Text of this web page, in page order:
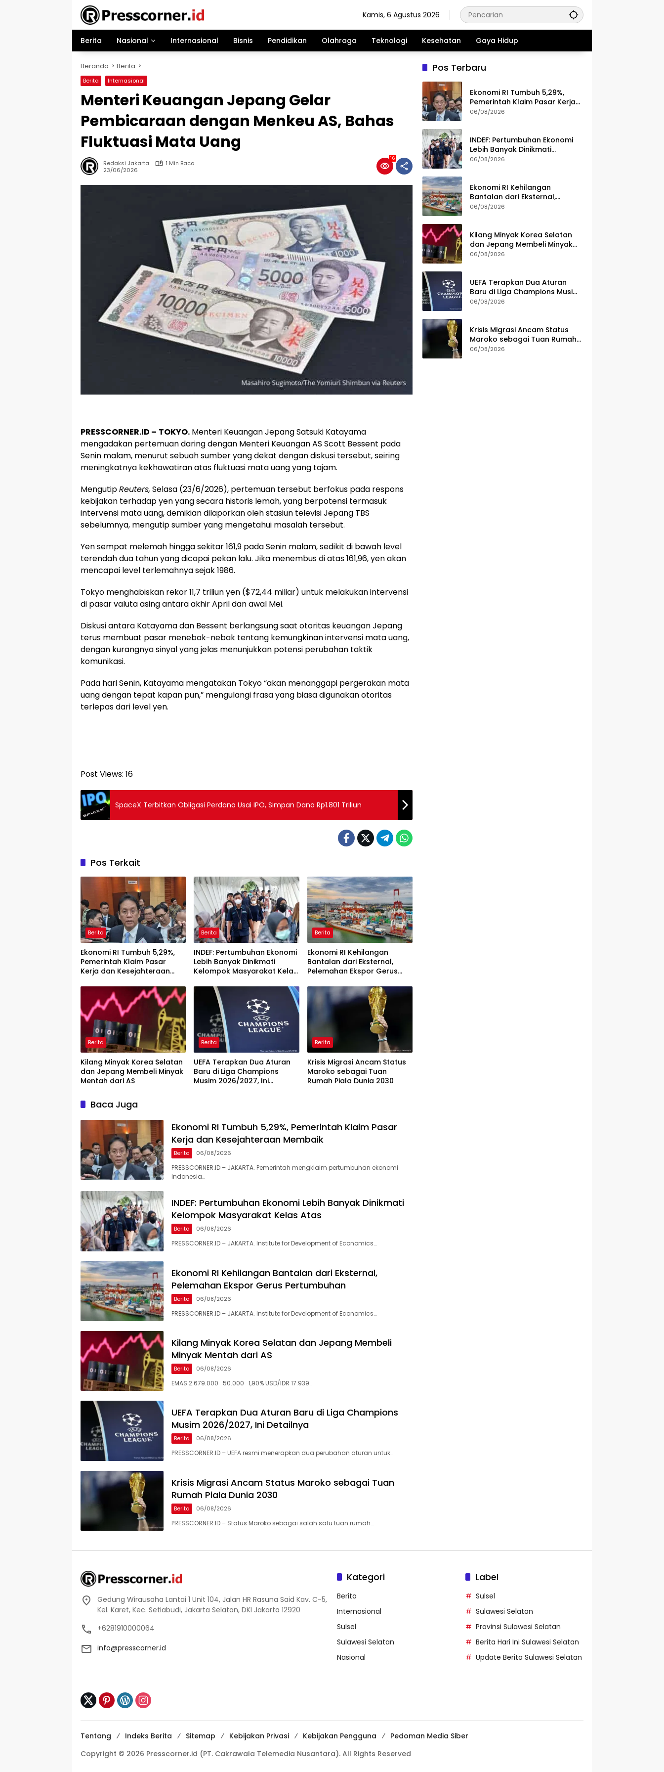
Kamis, 6 Agustus 2026
Berita Nasional Internasional Bisnis Pendidikan Olahraga Teknologi Kesehatan Gaya Hidup
Beranda Berita
Berita Internasional
Menteri Keuangan Jepang Gelar
Pembicaraan dengan Menkeu AS, Bahas
Fluktuasi Mata Uang
Redaksi Jakarta
1 Min Baca
23/06/2026
16
PRESSCORNER.ID – TOKYO. Menteri Keuangan Jepang Satsuki Katayama
mengadakan pertemuan daring dengan Menteri Keuangan AS Scott Bessent pada
Senin malam, menurut sebuah sumber yang dekat dengan diskusi tersebut, seiring
meningkatnya kekhawatiran atas fluktuasi mata uang yang tajam.
MengutipReuters, Selasa (23/6/2026), pertemuan tersebut berfokus pada respons
kebijakan terhadap yen yang secara historis lemah, yang berpotensi termasuk
intervensi mata uang, demikian dilaporkan oleh stasiun televisi Jepang TBS
sebelumnya, mengutip sumber yang mengetahui masalah tersebut.
Yen sempat melemah hingga sekitar 161,9 pada Senin malam, sedikit di bawah level
terendah dua tahun yang dicapai pekan lalu. Jika menembus di atas 161,96, yen akan
mencapai level terlemahnya sejak 1986.
Tokyo menghabiskan rekor 11,7 triliun yen ($72,44 miliar) untuk melakukan intervensi
di pasar valuta asing antara akhir April dan awal Mei.
Diskusi antara Katayama dan Bessent berlangsung saat otoritas keuangan Jepang
terus membuat pasar menebak-nebak tentang kemungkinan intervensi mata uang,
dengan kurangnya sinyal yang jelas menunjukkan potensi perubahan taktik
komunikasi.
Pada hari Senin, Katayama mengatakan Tokyo “akan menanggapi pergerakan mata
uang dengan tepat kapan pun,” mengulangi frasa yang biasa digunakan otoritas
terlepas dari level yen.
Post Views: 16
SpaceX Terbitkan Obligasi Perdana Usai IPO, Simpan Dana Rp1.801 Triliun
Pos Terkait
Berita
Ekonomi RI Tumbuh 5,29%,
Pemerintah Klaim Pasar
Kerja dan Kesejahteraan
Berita
INDEF: Pertumbuhan Ekonomi
Lebih Banyak Dinikmati
Kelompok Masyarakat Kelas
Berita
Ekonomi RI Kehilangan
Bantalan dari Eksternal,
Pelemahan Ekspor Gerus
Berita
Kilang Minyak Korea Selatan
dan Jepang Membeli Minyak
Mentah dari AS
Berita
UEFA Terapkan Dua Aturan
Baru di Liga Champions
Musim 2026/2027, Ini
Berita
Krisis Migrasi Ancam Status
Maroko sebagai Tuan
Rumah Piala Dunia 2030
Baca Juga
Ekonomi RI Tumbuh 5,29%, Pemerintah Klaim Pasar
Kerja dan Kesejahteraan Membaik
Berita 06/08/2026
PRESSCORNER.ID – JAKARTA. Pemerintah mengklaim pertumbuhan ekonomi
Indonesia…
INDEF: Pertumbuhan Ekonomi Lebih Banyak Dinikmati
Kelompok Masyarakat Kelas Atas
Berita 06/08/2026
PRESSCORNER.ID – JAKARTA. Institute for Development of Economics…
Ekonomi RI Kehilangan Bantalan dari Eksternal,
Pelemahan Ekspor Gerus Pertumbuhan
Berita 06/08/2026
PRESSCORNER.ID – JAKARTA. Institute for Development of Economics…
Kilang Minyak Korea Selatan dan Jepang Membeli
Minyak Mentah dari AS
Berita 06/08/2026
EMAS 2.679.000 50.000 1,90% USD/IDR 17.939…
UEFA Terapkan Dua Aturan Baru di Liga Champions
Musim 2026/2027, Ini Detailnya
Berita 06/08/2026
PRESSCORNER.ID – UEFA resmi menerapkan dua perubahan aturan untuk…
Krisis Migrasi Ancam Status Maroko sebagai Tuan
Rumah Piala Dunia 2030
Berita 06/08/2026
PRESSCORNER.ID – Status Maroko sebagai salah satu tuan rumah…
Pos Terbaru
Ekonomi RI Tumbuh 5,29%,
Pemerintah Klaim Pasar Kerja
dan Kesejahteraan Membaik
06/08/2026
INDEF: Pertumbuhan Ekonomi
Lebih Banyak Dinikmati
Kelompok Masyarakat Kelas
06/08/2026
Ekonomi RI Kehilangan
Bantalan dari Eksternal,
Pelemahan Ekspor Gerus
06/08/2026
Kilang Minyak Korea Selatan
dan Jepang Membeli Minyak
Mentah dari AS
06/08/2026
UEFA Terapkan Dua Aturan
Baru di Liga Champions Musim
2026/2027, Ini Detailnya
06/08/2026
Krisis Migrasi Ancam Status
Maroko sebagai Tuan Rumah
Piala Dunia 2030
06/08/2026
Gedung Wirausaha Lantai 1 Unit 104, Jalan HR Rasuna Said Kav. C-5,
Kel. Karet, Kec. Setiabudi, Jakarta Selatan, DKI Jakarta 12920
+6281910000064
info@presscorner.id
Kategori
Berita
Internasional
Sulsel
Sulawesi Selatan
Nasional
Label
Sulsel
Sulawesi Selatan
Provinsi Sulawesi Selatan
Berita Hari Ini Sulawesi Selatan
Update Berita Sulawesi Selatan
Tentang Indeks Berita Sitemap Kebijakan Privasi Kebijakan Pengguna
Pedoman Media Siber
Copyright © 2026 Presscorner.id (PT. Cakrawala Telemedia Nusantara). All Rights Reserved